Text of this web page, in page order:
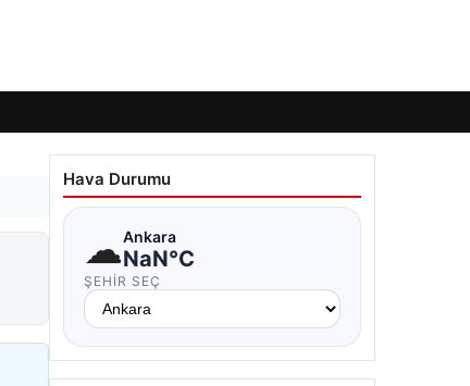
Hava Durumu
☁Ankara
NaN°C
ŞEHIR SEÇ